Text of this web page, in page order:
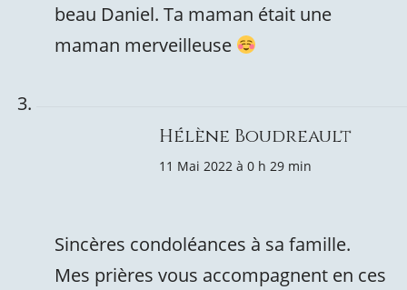
beau Daniel. Ta maman était une
maman merveilleuse
Hélène Boudreault
11 Mai 2022 à 0 h 29 min
Sincères condoléances à sa famille.
Mes prières vous accompagnent en ces